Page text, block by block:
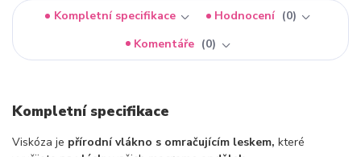
Kompletní specifikace Hodnocení
0
Komentáře
0
Kompletní specifikace
Viskóza je přírodní vlákno s omračujícím leskem, které